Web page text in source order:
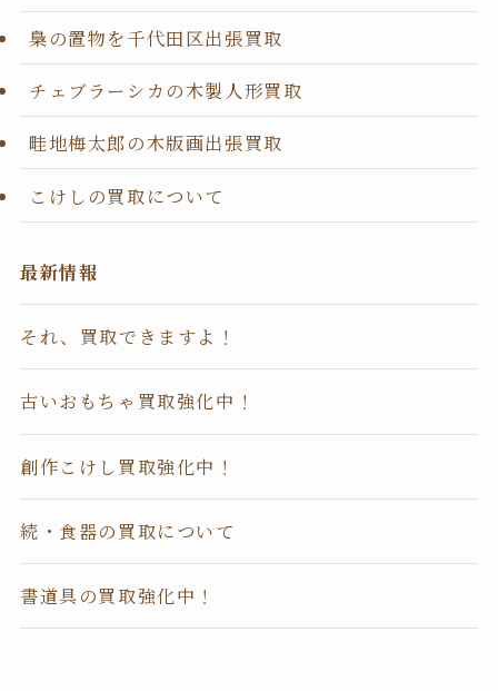
梟の置物を千代田区出張買取
チェブラーシカの木製人形買取
畦地梅太郎の木版画出張買取
こけしの買取について
最新情報
それ、買取できますよ！
古いおもちゃ買取強化中！
創作こけし買取強化中！
続・食器の買取について
書道具の買取強化中！